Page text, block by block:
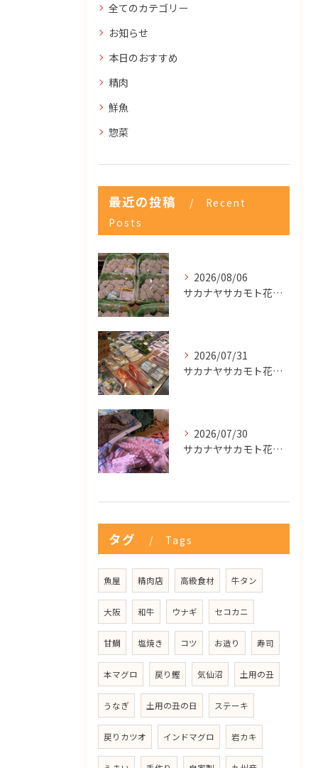
全てのカテゴリー
お知らせ
本日のおすすめ
精肉
鮮魚
惣菜
最近の投稿
Recent
Posts
2026/08/06
サカナヤサカモト花園店
2026/07/31
サカナヤサカモト花園店
2026/07/30
サカナヤサカモト花園店
タグ Tags
魚屋 精肉店 高級食材 牛タン
大阪 和牛 ウナギ セコカニ
甘鯛 塩焼き コツ お造り 寿司
本マグロ 戻り鰹 気仙沼 土用の丑
うなぎ 土用の丑の日 ステーキ
戻りカツオ インドマグロ 岩カキ